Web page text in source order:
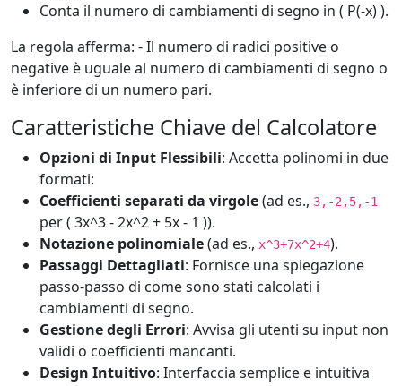
Conta il numero di cambiamenti di segno in ( P(-x) ).
La regola afferma: - Il numero di radici positive o
negative è uguale al numero di cambiamenti di segno o
è inferiore di un numero pari.
Caratteristiche Chiave del Calcolatore
Opzioni di Input Flessibili: Accetta polinomi in due
formati:
Coefficienti separati da virgole(ad es., 3,-2,5,-1
per ( 3x^3 - 2x^2 + 5x - 1 )).
Notazione polinomiale(ad es., x^3+7x^2+4).
Passaggi Dettagliati: Fornisce una spiegazione
passo-passo di come sono stati calcolati i
cambiamenti di segno.
Gestione degli Errori: Avvisa gli utenti su input non
validi o coefficienti mancanti.
Design Intuitivo: Interfaccia semplice e intuitiva